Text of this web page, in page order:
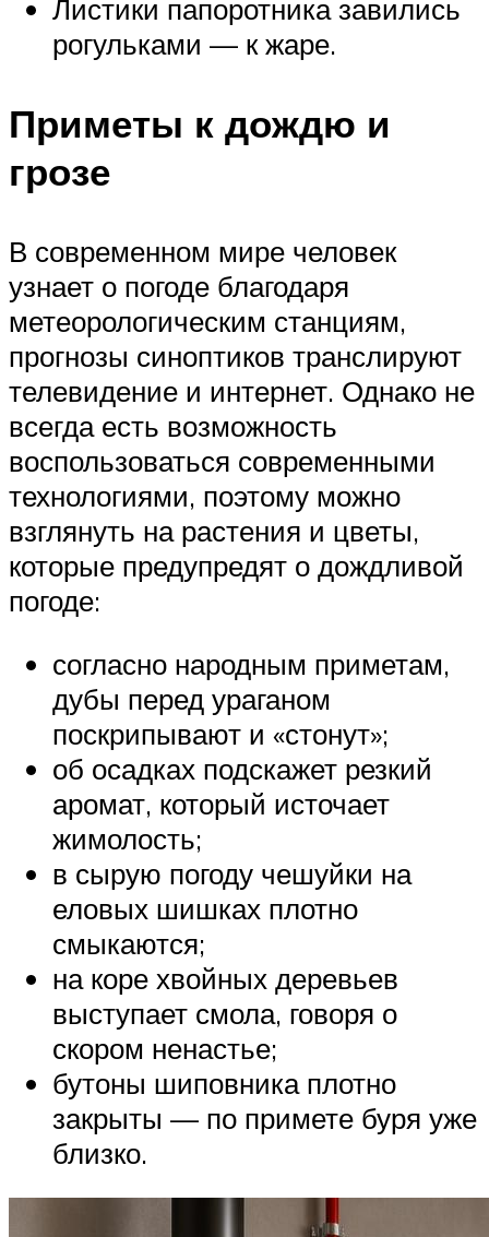
Листики папоротника завились
рогульками — к жаре.
Приметы к дождю и
грозе
В современном мире человек
узнает о погоде благодаря
метеорологическим станциям,
прогнозы синоптиков транслируют
телевидение и интернет. Однако не
всегда есть возможность
воспользоваться современными
технологиями, поэтому можно
взглянуть на растения и цветы,
которые предупредят о дождливой
погоде:
согласно народным приметам,
дубы перед ураганом
поскрипывают и «стонут»;
об осадках подскажет резкий
аромат, который источает
жимолость;
в сырую погоду чешуйки на
еловых шишках плотно
смыкаются;
на коре хвойных деревьев
выступает смола, говоря о
скором ненастье;
бутоны шиповника плотно
закрыты — по примете буря уже
близко.